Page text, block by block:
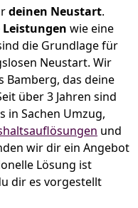
deinen Neustart.
Leistungen wie eine
die Grundlage für
Neustart. Wir
Bamberg, das deine
über 3 Jahren sind
in Sachen Umzug,
und
wir dir ein Angebot
Lösung ist
dir es vorgestellt